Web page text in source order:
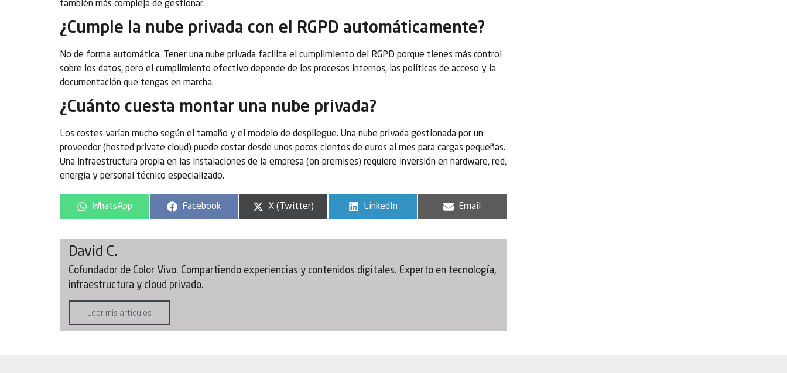
también más compleja de gestionar.
¿Cumple la nube privada con el RGPD automáticamente?
No de forma automática. Tener una nube privada facilita el cumplimiento del RGPD porque tienes más control
sobre los datos, pero el cumplimiento efectivo depende de los procesos internos, las políticas de acceso y la
documentación que tengas en marcha.
¿Cuánto cuesta montar una nube privada?
Los costes varían mucho según el tamaño y el modelo de despliegue. Una nube privada gestionada por un
proveedor (hosted private cloud) puede costar desde unos pocos cientos de euros al mes para cargas pequeñas.
Una infraestructura propia en las instalaciones de la empresa (on-premises) requiere inversión en hardware, red,
energía y personal técnico especializado.
WhatsApp Facebook X (Twitter) LinkedIn Email
David C.
Cofundador de Color Vivo. Compartiendo experiencias y contenidos digitales. Experto en tecnología,
infraestructura y cloud privado.
Leer mis artículos